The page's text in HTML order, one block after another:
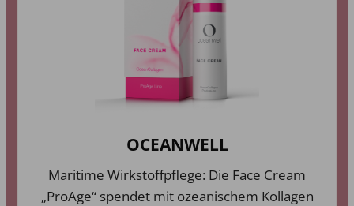
OCEANWELL
Maritime Wirkstoffpflege: Die Face Cream
„ProAge“ spendet mit ozeanischem Kollagen